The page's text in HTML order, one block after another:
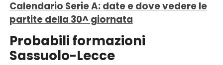
Calendario Serie A: date e dove vedere le
partite della 30^ giornata
Probabili formazioni
Sassuolo-Lecce